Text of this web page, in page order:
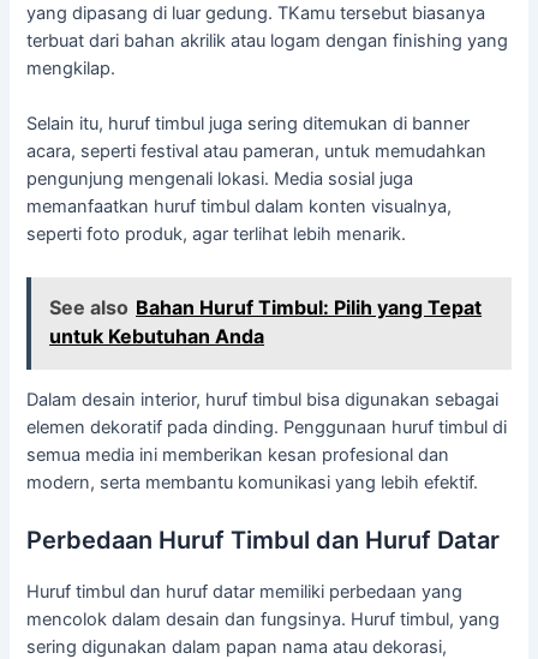
yang dipasang di luar gedung. TKamu tersebut biasanya
terbuat dari bahan akrilik atau logam dengan finishing yang
mengkilap.
Selain itu, huruf timbul juga sering ditemukan di banner
acara, seperti festival atau pameran, untuk memudahkan
pengunjung mengenali lokasi. Media sosial juga
memanfaatkan huruf timbul dalam konten visualnya,
seperti foto produk, agar terlihat lebih menarik.
See also Bahan Huruf Timbul: Pilih yang Tepat
untuk Kebutuhan Anda
Dalam desain interior, huruf timbul bisa digunakan sebagai
elemen dekoratif pada dinding. Penggunaan huruf timbul di
semua media ini memberikan kesan profesional dan
modern, serta membantu komunikasi yang lebih efektif.
Perbedaan Huruf Timbul dan Huruf Datar
Huruf timbul dan huruf datar memiliki perbedaan yang
mencolok dalam desain dan fungsinya. Huruf timbul, yang
sering digunakan dalam papan nama atau dekorasi,